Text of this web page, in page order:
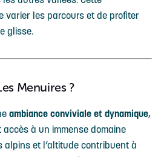
varier les parcours et de profiter
glisse.
Menuires ?
ambiance conviviale et dynamique,
à un immense domaine
alpins et l’altitude contribuent à